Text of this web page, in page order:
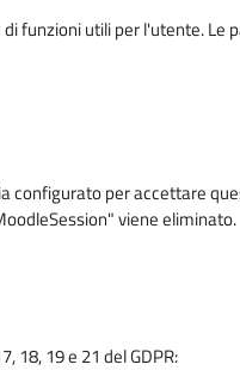
funzioni utili per l'utente. Le
per accettare
viene eliminato.
18, 19 e 21 del GDPR: